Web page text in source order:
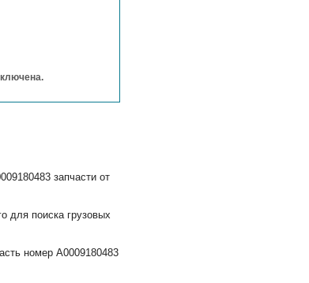
запчасти от
для поиска грузовых
номер A0009180483